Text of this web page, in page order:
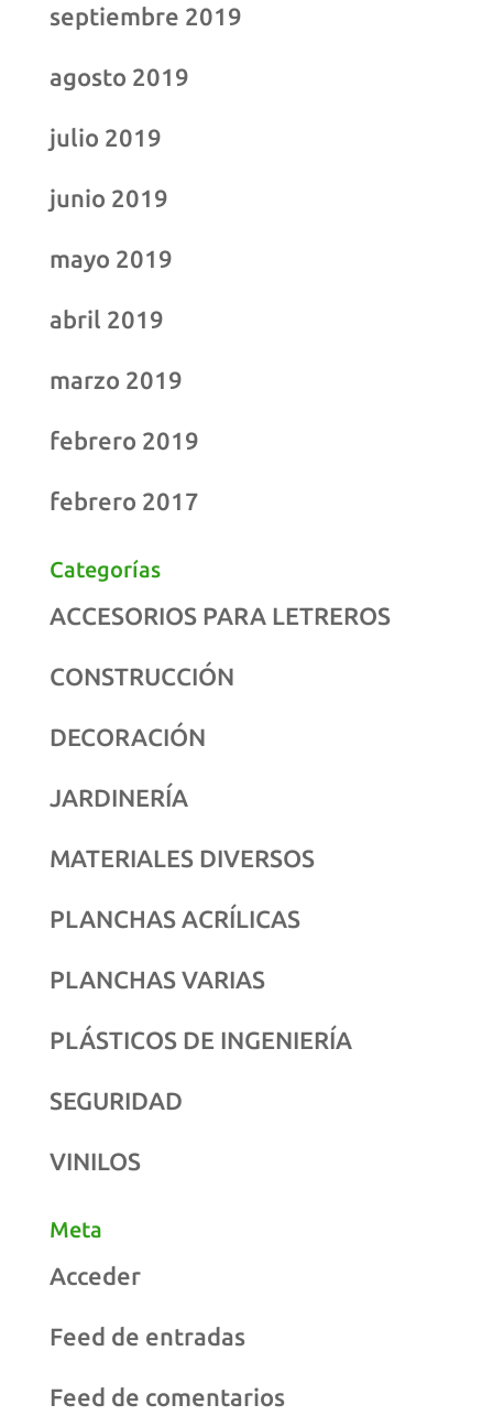
septiembre 2019
agosto 2019
julio 2019
junio 2019
mayo 2019
abril 2019
marzo 2019
febrero 2019
febrero 2017
Categorías
ACCESORIOS PARA LETREROS
CONSTRUCCIÓN
DECORACIÓN
JARDINERÍA
MATERIALES DIVERSOS
PLANCHAS ACRÍLICAS
PLANCHAS VARIAS
PLÁSTICOS DE INGENIERÍA
SEGURIDAD
VINILOS
Meta
Acceder
Feed de entradas
Feed de comentarios